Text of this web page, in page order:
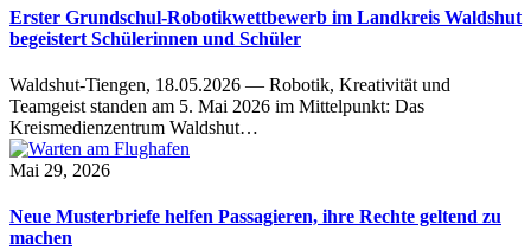
Erster Grundschul-Robotikwettbewerb im Landkreis Waldshut
begeistert Schülerinnen und Schüler
Waldshut-Tiengen, 18.05.2026 — Robotik, Kreativität und
Teamgeist standen am 5. Mai 2026 im Mittelpunkt: Das
Kreismedienzentrum Waldshut…
Mai 29, 2026
Neue Musterbriefe helfen Passagieren, ihre Rechte geltend zu
machen